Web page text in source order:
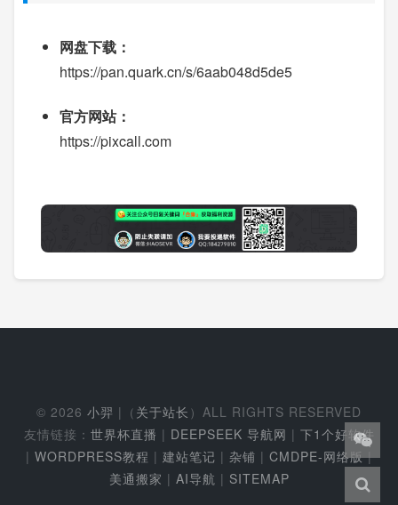
网盘下载：
https://pan.quark.cn/s/6aab048d5de5
官方网站：
https://pixcall.com
© 2026 小羿 |（ 关于站长 ）ALL RIGHTS RESERVED
友情链接： 世界杯直播 | DEEPSEEK 导航网 | 下1个好软件
| WORDPRESS教程 | 建站笔记 | 杂铺 | CMDPE-网络版|
美通搬家 | AI导航 | SITEMAP